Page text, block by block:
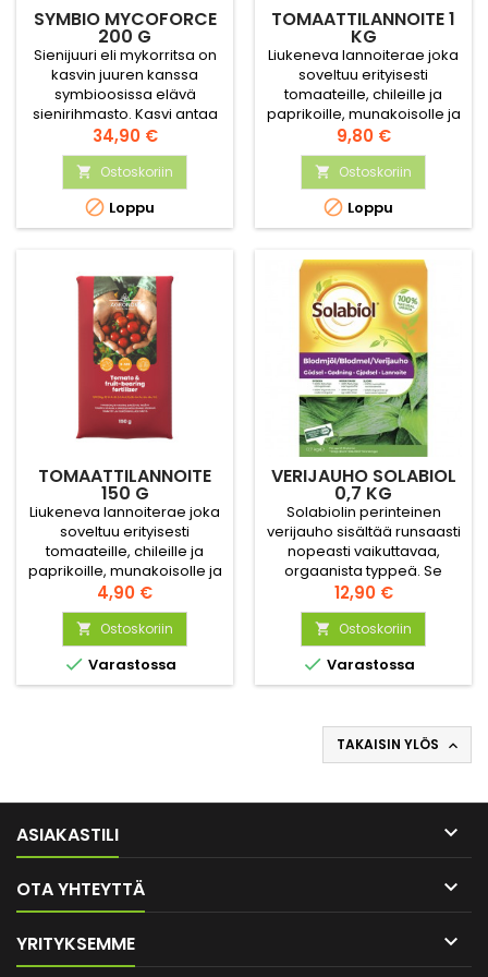
SYMBIO MYCOFORCE
200 G
Sienijuuri eli mykorritsa on
kasvin juuren kanssa
symbioosissa elävä
sienirihmasto. Kasvi antaa
sienelle hiilihydraatteja ja
sieni taas auttaa kasvia
ravinteiden, erityisesti
fosforin, otossa. LUE LISÄÄ.
Hinta
34,90 €
 Ostoskoriin
 Loppu
TOMAATTILANNOITE 1
KG
Liukeneva lannoiterae joka
soveltuu erityisesti
tomaateille, chileille ja
paprikoille, munakoisolle ja
muille
hedelmävihanneksille.
Sisältää ravinteita ja
hivenaineita. NPK 15-8-25
Hinta
9,80 €
 Ostoskoriin
 Loppu
TOMAATTILANNOITE
150 G
Liukeneva lannoiterae joka
soveltuu erityisesti
tomaateille, chileille ja
paprikoille, munakoisolle ja
muille
hedelmävihanneksille.
Sisältää ravinteita ja
hivenaineita. NPK 15-8-25
Hinta
4,90 €
 Ostoskoriin
 Varastossa
VERIJAUHO SOLABIOL
0,7 KG
Solabiolin perinteinen
verijauho sisältää runsaasti
nopeasti vaikuttavaa,
orgaanista typpeä. Se
edistää erityisesti lehtien
kasvua ja sopiikin mainiosti
lehtivihanneksille ja
voimakkaan kasvun
vaiheessa oleville
pikkutaimille.
Hinta
12,90 €
 Ostoskoriin
 Varastossa
TAKAISIN YLÖS 
ASIAKASTILI 
OTA YHTEYTTÄ 
YRITYKSEMME 